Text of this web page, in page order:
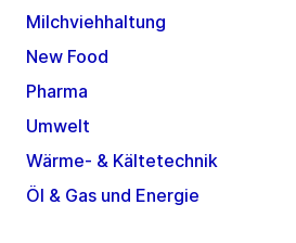
Milchviehhaltung
New Food
Pharma
Umwelt
Wärme- & Kältetechnik
Öl & Gas und Energie